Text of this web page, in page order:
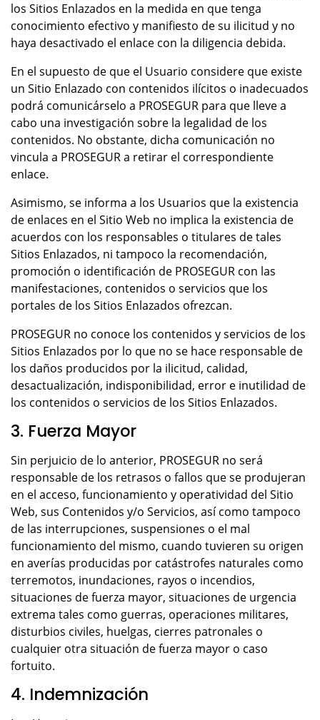
los Sitios Enlazados en la medida en que tenga
conocimiento efectivo y manifiesto de su ilicitud y no
haya desactivado el enlace con la diligencia debida.
En el supuesto de que el Usuario considere que existe
un Sitio Enlazado con contenidos ilícitos o inadecuados
podrá comunicárselo a PROSEGUR para que lleve a
cabo una investigación sobre la legalidad de los
contenidos. No obstante, dicha comunicación no
vincula a PROSEGUR a retirar el correspondiente
enlace.
Asimismo, se informa a los Usuarios que la existencia
de enlaces en el Sitio Web no implica la existencia de
acuerdos con los responsables o titulares de tales
Sitios Enlazados, ni tampoco la recomendación,
promoción o identificación de PROSEGUR con las
manifestaciones, contenidos o servicios que los
portales de los Sitios Enlazados ofrezcan.
PROSEGUR no conoce los contenidos y servicios de los
Sitios Enlazados por lo que no se hace responsable de
los daños producidos por la ilicitud, calidad,
desactualización, indisponibilidad, error e inutilidad de
los contenidos o servicios de los Sitios Enlazados.
3. Fuerza Mayor
Sin perjuicio de lo anterior, PROSEGUR no será
responsable de los retrasos o fallos que se produjeran
en el acceso, funcionamiento y operatividad del Sitio
Web, sus Contenidos y/o Servicios, así como tampoco
de las interrupciones, suspensiones o el mal
funcionamiento del mismo, cuando tuvieren su origen
en averías producidas por catástrofes naturales como
terremotos, inundaciones, rayos o incendios,
situaciones de fuerza mayor, situaciones de urgencia
extrema tales como guerras, operaciones militares,
disturbios civiles, huelgas, cierres patronales o
cualquier otra situación de fuerza mayor o caso
fortuito.
4. Indemnización